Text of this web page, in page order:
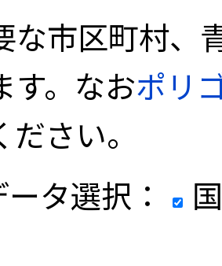
な市区町村、
す。なおポリ
さい。
タ選択：